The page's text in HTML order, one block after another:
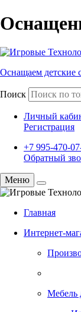
Оснащаем детские
Поиск
Личный
Регистрация
+7 995-470-
Обратный
Меню
Главная
Интернет-
Мебель